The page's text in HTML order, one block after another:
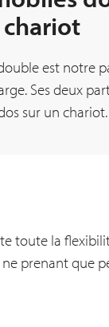
est notre
Ses deux
sur un chariot.
toute la
prenant que